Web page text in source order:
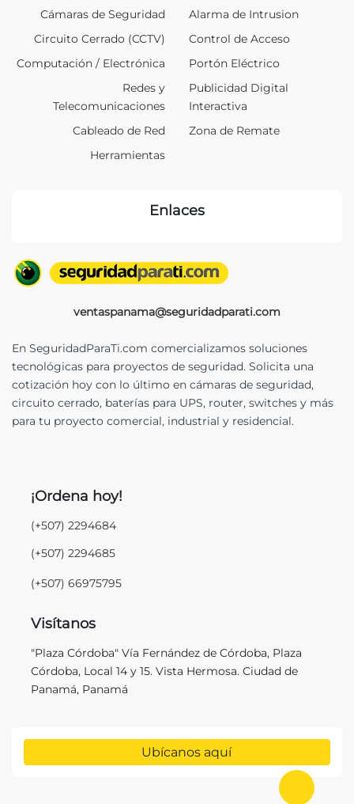
Ir al
ventaspanama@seguridadparati.com
En SeguridadParaTi.com comercializamos soluciones
tecnológicas para proyectos de seguridad. Solicita una
cotización hoy con lo último en cámaras de seguridad,
circuito cerrado, baterías para UPS, router, switches y más
para tu proyecto comercial, industrial y residencial.
¡Ordena hoy!
(+507) 2294684
(+507) 2294685
(+507) 66975795
Visítanos
"Plaza Córdoba" Vía Fernández de Córdoba, Plaza
Córdoba, Local 14 y 15. Vista Hermosa. Ciudad de
Panamá, Panamá
Cámaras de Seguridad
Circuito Cerrado (CCTV)
Computación / Electrónica
Redes y
Telecomunicaciones
Cableado de Red
Herramientas
Alarma de Intrusion
Control de Acceso
Portón Eléctrico
Publicidad Digital
Interactiva
Zona de Remate
Enlaces
Ubícanos aquí